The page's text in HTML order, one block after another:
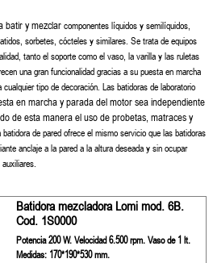
batir y mezclar componentes líquidos y semilíquidos,
sorbetes, cócteles y similares. Se trata de equipos
tanto el soporte como el vaso, la varilla y las ruletas
una gran funcionalidad gracias a su puesta en marcha
cualquier tipo de decoración. Las batidoras de laboratorio
en marcha y parada del motor sea independiente
de esta manera el uso de probetas, matraces y
batidora de pared ofrece el mismo servicio que las batidoras
anclaje a la pared a la altura deseada y sin ocupar
Batidora mezcladora Lomi mod. 6B.
Cod. 1S0000
Potencia 200 W. Velocidad 6.500 rpm. Vaso de 1 lt.
Medidas: 170*190*530 mm.